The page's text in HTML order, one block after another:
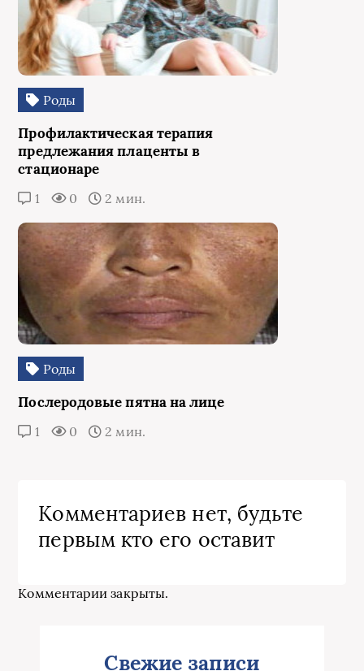
Роды
Профилактическая терапия
предлежания плаценты в
стационаре
1 0 2 мин.
Роды
Послеродовые пятна на лице
1 0 2 мин.
Комментариев нет, будьте
первым кто его оставит
Комментарии закрыты.
Свежие записи